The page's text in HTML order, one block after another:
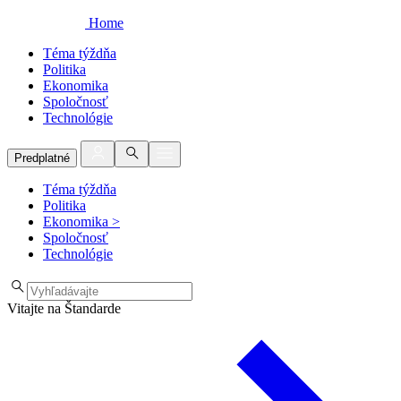
Home
Téma týždňa
Politika
Ekonomika
Spoločnosť
Technológie
Predplatné
Téma týždňa
Politika
Ekonomika >
Spoločnosť
Technológie
Vitajte na Štandarde